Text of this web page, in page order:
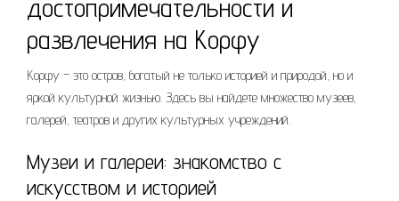
достопримечательности и
развлечения на Корфу
Корфу – это остров, богатый не только историей и природой, но и
яркой культурной жизнью. Здесь вы найдете множество музеев,
галерей, театров и других культурных учреждений.
Музеи и галереи: знакомство с
искусством и историей